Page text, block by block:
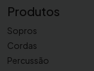
o
s
o
A
Produtos
Sopros
Cordas
Percussão